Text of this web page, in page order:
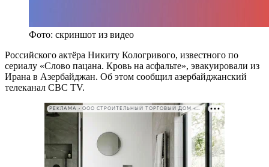
Фото: скриншот из видео
Российского актёра Никиту Кологривого, известного по
сериалу «Слово пацана. Кровь на асфальте», эвакуировали из
Ирана в Азербайджан. Об этом сообщил азербайджанский
телеканал CBC TV.
РЕКЛАМА • ООО СТРОИТЕЛЬНЫЙ ТОРГОВЫЙ ДОМ «ПЕТРОВИЧ». ИНН: 7802348846